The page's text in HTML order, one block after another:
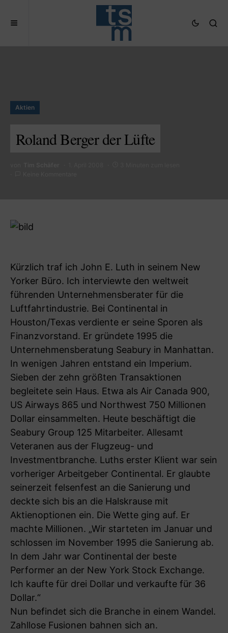
Aktien
Roland Berger der Lüfte
Kürzlich traf ich John E. Luth in seinem New
Yorker Büro. Ich interviewte den weltweit
führenden Unternehmensberater für die
Luftfahrtindustrie. Bei Continental in
Houston/Texas verdiente er seine Sporen als
Finanzvorstand. Er gründete 1995 die
Unternehmensberatung Seabury in Manhattan.
In wenigen Jahren entstand ein Imperium.
Sieben der zehn größten Transaktionen
begleitete sein Haus. Etwa als Air Canada 900,
US Airways 865 und Northwest 750 Millionen
Dollar einsammelten. Heute beschäftigt die
Seabury Group 125 Mitarbeiter. Allesamt
Veteranen aus der Flugzeug- und
Investmentbranche. Luths erster Klient war sein
vorheriger Arbeitgeber Continental. Er glaubte
seinerzeit felsenfest an die Sanierung und
deckte sich bis an die Halskrause mit
Aktienoptionen ein. Die Wette ging auf. Er
machte Millionen. „Wir starteten im Januar und
schlossen im November 1995 die Sanierung ab.
In dem Jahr war Continental der beste
Performer an der New York Stock Exchange.
Ich kaufte für drei Dollar und verkaufte für 36
Dollar.“
Nun befindet sich die Branche in einem Wandel.
Zahllose Fusionen bahnen sich an.